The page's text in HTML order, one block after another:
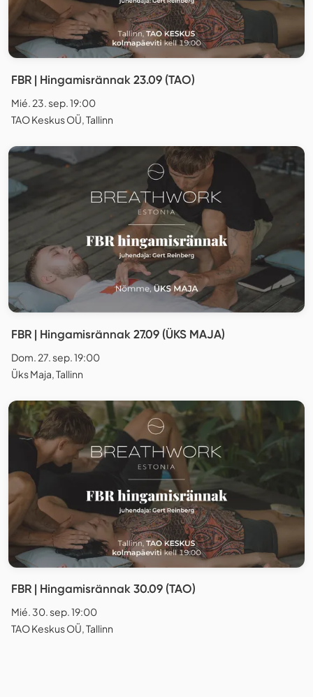
FBR | Hingamisrännak 23.09 (TAO)
Mié. 23. sep. 19:00
TAO Keskus OÜ, Tallinn
FBR | Hingamisrännak 27.09 (ÜKS MAJA)
Dom. 27. sep. 19:00
Üks Maja, Tallinn
FBR | Hingamisrännak 30.09 (TAO)
Mié. 30. sep. 19:00
TAO Keskus OÜ, Tallinn